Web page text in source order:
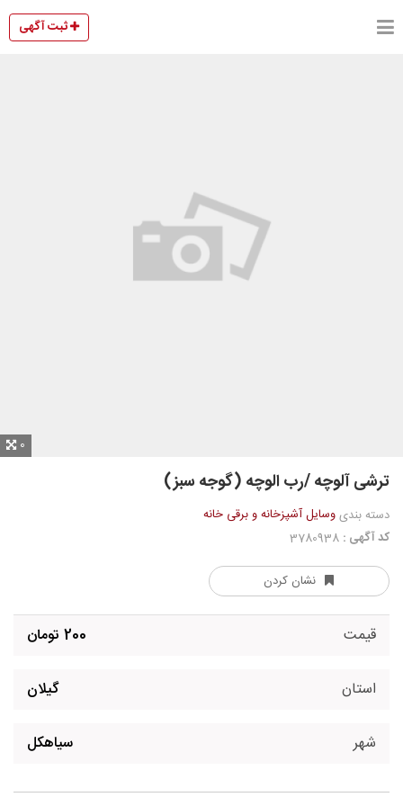
ثبت آگهی
0
ترشی آلوچه /رب الوچه (گوجه سبز)
دسته بندیوسایل آشپزخانه و برقی خانه
کد آگهی :
نشان کردن
قیمت 200 تومان
استان گیلان
شهر سیاهکل